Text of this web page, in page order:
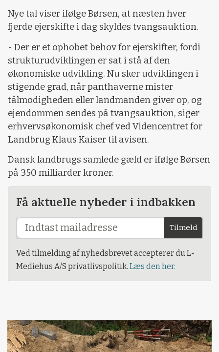
Nye tal viser ifølge Børsen, at næsten hver
fjerde ejerskifte i dag skyldes tvangsauktion.
- Der er et ophobet behov for ejerskifter, fordi
strukturudviklingen er sat i stå af den
økonomiske udvikling. Nu sker udviklingen i
stigende grad, når panthaverne mister
tålmodigheden eller landmanden giver op, og
ejendommen sendes på tvangsauktion, siger
erhvervsøkonomisk chef ved Videncentret for
Landbrug Klaus Kaiser til avisen.
Dansk landbrugs samlede gæld er ifølge Børsen
på 350 milliarder kroner.
Få aktuelle nyheder i indbakken
Tilmeld
Ved tilmelding af nyhedsbrevet accepterer du L-
Mediehus A/S privatlivspolitik. Læs den her.